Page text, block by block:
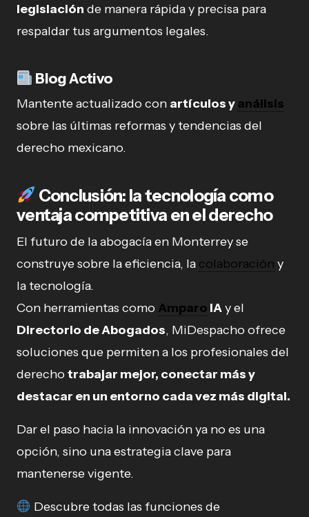
legislación de manera rápida y precisa para
respaldar tus argumentos legales.
Blog Activo
Mantente actualizado con artículos yanálisis
sobre las últimas reformas y tendencias del
derecho mexicano.
Conclusión: la tecnología como
ventaja competitiva en el derecho
El futuro de la abogacía en Monterrey se
construye sobre la eficiencia, la colaboración y
la tecnología.
Con herramientas como Amparo IAy el
Directorio de Abogados, MiDespacho ofrece
soluciones que permiten a los profesionales del
derecho trabajar mejor, conectar más y
destacar en un entorno cada vez más digital.
Dar el paso hacia la innovación ya no es una
opción, sino una estrategia clave para
mantenerse vigente.
Descubre todas las funciones de